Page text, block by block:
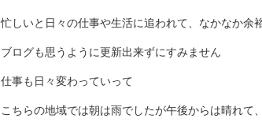
忙しいと日々の仕事や生活に追われて、なかなか余
ブログも思うように更新出来ずにすみません
仕事も日々変わっていって
こちらの地域では朝は雨でしたが午後からは晴れて